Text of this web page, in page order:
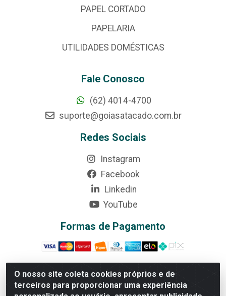
O nosso site coleta cookies próprios e de
terceiros para proporcionar uma experiência
PAPEL CORTADO
PAPELARIA
UTILIDADES DOMÉSTICAS
Fale Conosco
(62) 4014-4700
suporte@goiasatacado.com.br
Redes Sociais
Instagram
Facebook
Linkedin
YouTube
Formas de Pagamento
Rede Brasil - Avenida Universitária, nº 3860, Jardim das